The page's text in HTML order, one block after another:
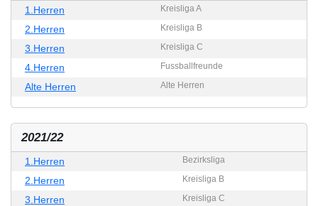
1.Herren Kreisliga A
2.Herren Kreisliga B
3.Herren Kreisliga C
4.Herren Fussballfreunde
Alte Herren Alte Herren
2021/22
1.Herren Bezirksliga
2.Herren Kreisliga B
3.Herren Kreisliga C